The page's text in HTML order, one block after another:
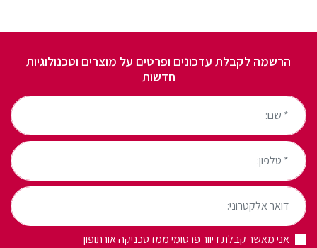
הרשמה לקבלת עדכונים ופרטים על מוצרים וטכנולוגיות
חדשות
* שם:
* טלפון:
דואר אלקטרוני:
אני מאשר קבלת דיוור פרסומי ממדטכניקה אורתופון